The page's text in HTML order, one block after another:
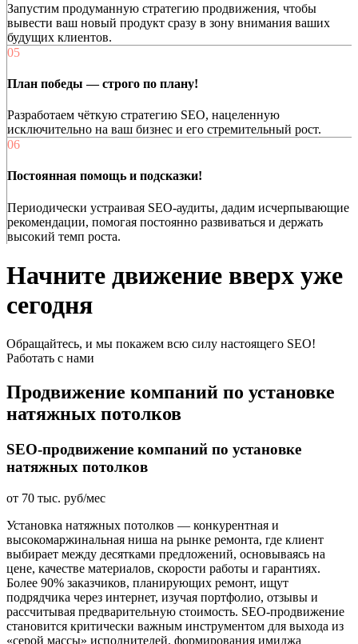
Запустим продуманную стратегию продвижения, чтобы
вывести ваш новый продукт сразу в зону внимания ваших
будущих клиентов.
05
План победы — строго по плану!
Разработаем чёткую стратегию SEO, нацеленную
исключительно на ваш бизнес и его стремительный рост.
06
Постоянная помощь и подсказки!
Периодически устраивая SEO-аудиты, дадим исчерпывающие
рекомендации, помогая постоянно развиваться и держать
высокий темп роста.
Начните движение вверх уже
сегодня
Обращайтесь, и мы покажем всю силу настоящего SEO!
Работать с нами
Продвижение компаний по установке
натяжных потолков
SEO-продвижение компаний по установке
натяжных потолков
от 70 тыс. руб/мес
Установка натяжных потолков — конкурентная и
высокомаржинальная ниша на рынке ремонта, где клиент
выбирает между десятками предложений, основываясь на
цене, качестве материалов, скорости работы и гарантиях.
Более 90% заказчиков, планирующих ремонт, ищут
подрядчика через интернет, изучая портфолио, отзывы и
рассчитывая предварительную стоимость. SEO-продвижение
становится критически важным инструментом для выхода из
«серой массы» исполнителей, формирования имиджа